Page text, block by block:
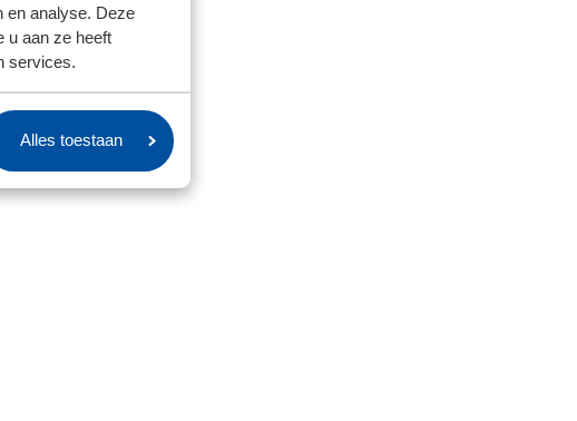
en analyse. Deze
u aan ze heeft
services.
Alles toestaan